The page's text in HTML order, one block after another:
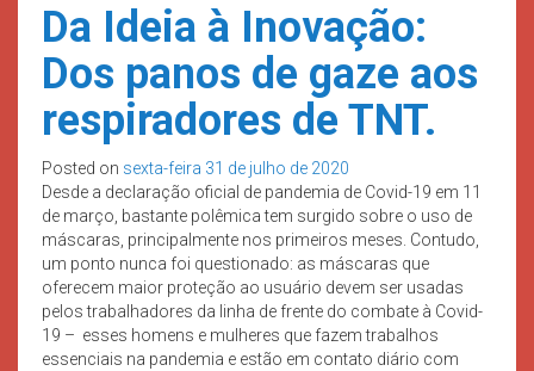
Da Ideia à Inovação:
Dos panos de gaze aos
respiradores de TNT.
Posted on sexta-feira 31 de julho de 2020
Desde a declaração oficial de pandemia de Covid-19 em 11
de março, bastante polêmica tem surgido sobre o uso de
máscaras, principalmente nos primeiros meses. Contudo,
um ponto nunca foi questionado: as máscaras que
oferecem maior proteção ao usuário devem ser usadas
pelos trabalhadores da linha de frente do combate à Covid-
19 – esses homens e mulheres que fazem trabalhos
essenciais na pandemia e estão em contato diário com